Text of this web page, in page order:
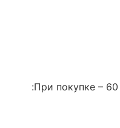
При покупке –